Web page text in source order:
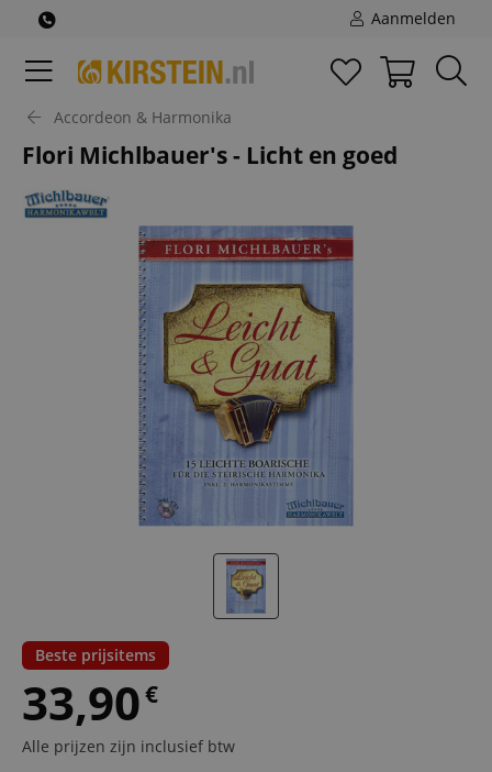
Aanmelden
Accordeon & Harmonika
Flori Michlbauer's - Licht en goed
Beste prijsitems
33,90€
Alle prijzen zijn inclusief btw